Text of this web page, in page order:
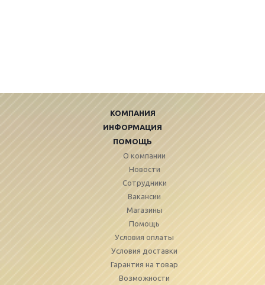
КОМПАНИЯ
ИНФОРМАЦИЯ
ПОМОЩЬ
О компании
Новости
Сотрудники
Вакансии
Магазины
Помощь
Условия оплаты
Условия доставки
Гарантия на товар
Возможности